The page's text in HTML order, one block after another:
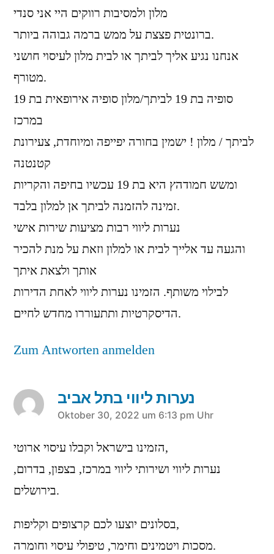
מלון ולמסיבות רווקים היי אני סנדי
ברונטית פצצת על ממש ברמה גבוהה ביותר.
אנחנו נגיע אליך לביתך או לבית מלון לעיסוי חושני
מטורף.
סופיה בת 19 לביתך/מלון סופיה אירופאית בת 19
במרכז
לביתך / מלון ! ישמין בחורה יפייפה ומיוחדת, צעירונת
קטנטנה
ומשש חמודהץ היא בת 19 עכשיו בחיפה והקריות
זמינה להזמנה לביתך אן למלון בלבד.
נערות ליווי רבות מציעות שירות אישי
והגעה עד אלייך לבית או למלון וזאת על מנת להכיר
אותך ולצאת איתך
לבילוי משותף. הזמינו נערות ליווי לאחת הדירות
הדיסקרטיות ותתעוררו מחדש לחיים.
Zum Antworten anmelden
נערות ליווי בתל אביב
sagt:
Oktober 30, 2022 um 6:13 pm Uhr
הזמינו בישראל וקבלו עיסוי ארוטי,
נערות ליווי ושירותי ליווי במרכז, בצפון, בדרום,
בירושלים.
בסלונים יוצעו לכם קרצופים וקליפות,
מסכות ויטמינים וחימר, טיפולי עיסוי וחומרה.